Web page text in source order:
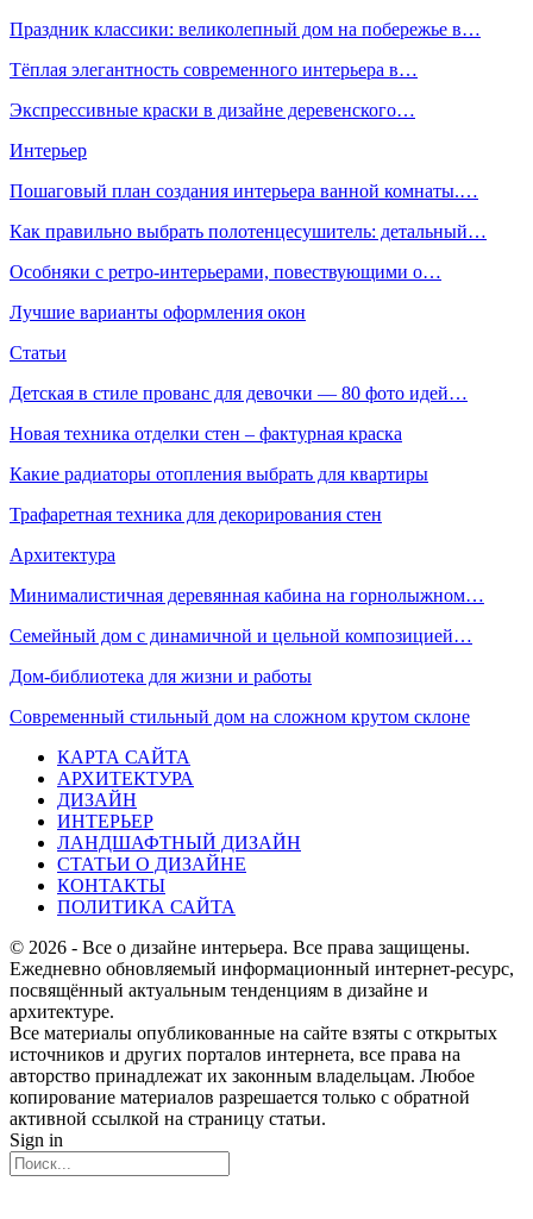
Праздник классики: великолепный дом на побережье в…
Тёплая элегантность современного интерьера в…
Экспрессивные краски в дизайне деревенского…
Интерьер
Пошаговый план создания интерьера ванной комнаты.…
Как правильно выбрать полотенцесушитель: детальный…
Особняки с ретро-интерьерами, повествующими о…
Лучшие варианты оформления окон
Статьи
Детская в стиле прованс для девочки — 80 фото идей…
Новая техника отделки стен – фактурная краска
Какие радиаторы отопления выбрать для квартиры
Трафаретная техника для декорирования стен
Архитектура
Минималистичная деревянная кабина на горнолыжном…
Семейный дом с динамичной и цельной композицией…
Дом-библиотека для жизни и работы
Современный стильный дом на сложном крутом склоне
КАРТА САЙТА
АРХИТЕКТУРА
ДИЗАЙН
ИНТЕРЬЕР
ЛАНДШАФТНЫЙ ДИЗАЙН
СТАТЬИ О ДИЗАЙНЕ
КОНТАКТЫ
ПОЛИТИКА САЙТА
© 2026 - Все о дизайне интерьера. Все права защищены.
Ежедневно обновляемый информационный интернет-ресурс,
посвящённый актуальным тенденциям в дизайне и
архитектуре.
Все материалы опубликованные на сайте взяты с открытых
источников и других порталов интернета, все права на
авторство принадлежат их законным владельцам. Любое
копирование материалов разрешается только с обратной
активной ссылкой на страницу статьи.
Sign in